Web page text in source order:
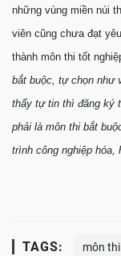
những vùng miền núi
viên cũng chưa đạt
thành môn thi tốt
bắt buộc, tự chọn như
thấy tự tin thì đăng ký
phải là môn thi bắt
trình công nghiệp hóa,
TAGS: môn